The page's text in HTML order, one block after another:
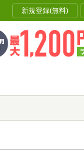
新規登録(無料)